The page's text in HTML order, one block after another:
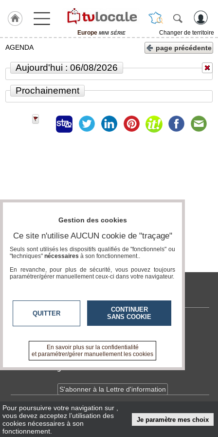
Europe MINI SÉRIE
Changer de territoire
J'adhère
ACCUEIL
Europe
Gazette
Médias
groupe
Blogs
Prémium
annuaire
Accès
AGENDA page précédente
Aujourd'hui : 06/08/2026
Prochainement
tvlocale.fr
Contactez-nous
A propos de tvlocale.fr
Devenir délégué
S'abonner à la Lettre d'information
InfosCNIL/RGPD
Conditions Générales d'Utilisation
Pour poursuivre votre navigation sur
vous devez acceptez l’utilisation des
cookies nécessaires à son
fonctionnement.
Je paramètre mes choix
Gestion des cookies
Ce site n'utilise AUCUN cookie de "traçage"
Seuls sont utilisés les dispositifs qualifiés de "fonctionnels" ou
"techniques" nécessaires à son fonctionnement..
En revanche, pour plus de sécurité, vous pouvez toujours
paramétrer/gérer manuellement ceux-ci dans votre navigateur.
QUITTER
CONTINUER
SANS COOKIE
En savoir plus sur la confidentialité
et paramétrer/gérer manuellement les cookies